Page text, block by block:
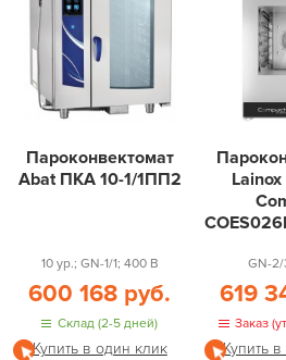
Пароконвектомат
Abat ПКА 10-1/1ПП2
10 ур.; GN-1/1; 400 В
600 168 руб.
Склад (2-5 дней)
Купить в один клик
GN-
619
Заказ
Купить